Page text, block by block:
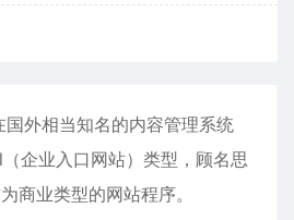
外相当知名的内容管理系统
企业入口网站）类型，顾名思
商业类型的网站程序。